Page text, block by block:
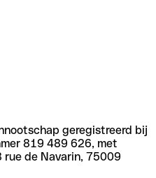
geregistreerd bij
819 489 626, met
de Navarin, 75009